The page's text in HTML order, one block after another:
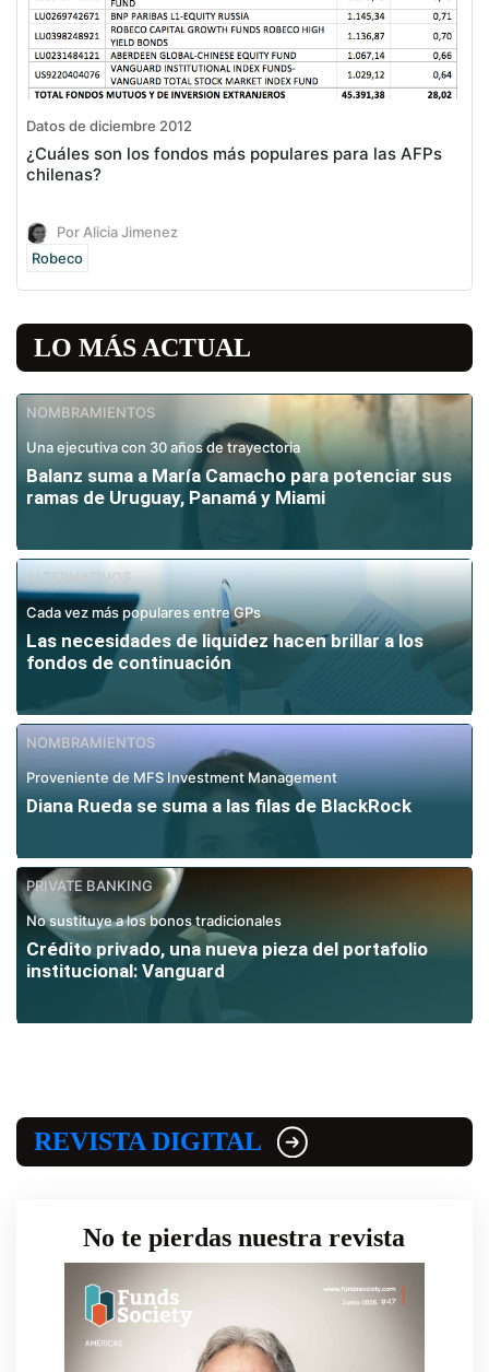
Datos de diciembre 2012
¿Cuáles son los fondos más populares para las AFPs
chilenas?
Por Alicia Jimenez
Robeco
LO MÁS ACTUAL
NOMBRAMIENTOS
Una ejecutiva con 30 años de trayectoria
Balanz suma a María Camacho para potenciar sus
ramas de Uruguay, Panamá y Miami
ALTERNATIVOS
Cada vez más populares entre GPs
Las necesidades de liquidez hacen brillar a los
fondos de continuación
NOMBRAMIENTOS
Proveniente de MFS Investment Management
Diana Rueda se suma a las filas de BlackRock
PRIVATE BANKING
No sustituye a los bonos tradicionales
Crédito privado, una nueva pieza del portafolio
institucional: Vanguard
REVISTA DIGITAL
No te pierdas nuestra revista